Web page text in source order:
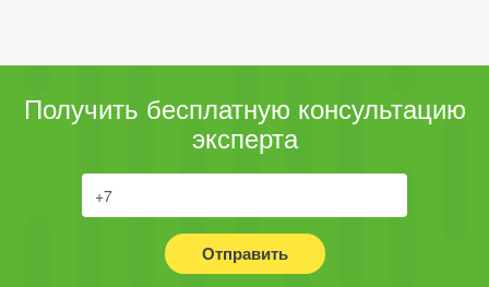
Получить бесплатную консультацию
эксперта
Отправить